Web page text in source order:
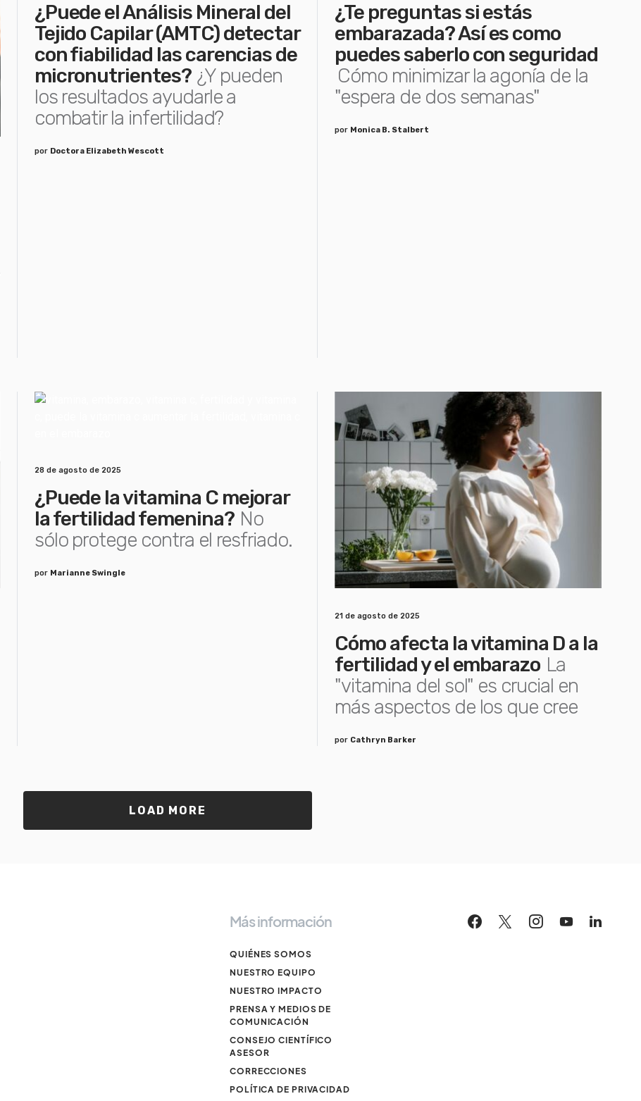
¿Puede el Análisis Mineral del
Tejido Capilar (AMTC) detectar
con fiabilidad las carencias de
micronutrientes? ¿Y pueden
los resultados ayudarle a
combatir la infertilidad?
por Doctora Elizabeth Wescott
¿Te preguntas si estás
embarazada? Así es como
puedes saberlo con seguridad
Cómo minimizar la agonía de la
"espera de dos semanas"
por Monica B. Stalbert
28 de agosto de 2025
¿Puede la vitamina C mejorar
la fertilidad femenina? No
sólo protege contra el resfriado.
por Marianne Swingle
21 de agosto de 2025
Cómo afecta la vitamina D a la
fertilidad y el embarazo La
"vitamina del sol" es crucial en
más aspectos de los que cree
por Cathryn Barker
LOAD MORE
Más información
QUIÉNES SOMOS
NUESTRO EQUIPO
NUESTRO IMPACTO
PRENSA Y MEDIOS DE
COMUNICACIÓN
CONSEJO CIENTÍFICO
ASESOR
CORRECCIONES
POLÍTICA DE PRIVACIDAD